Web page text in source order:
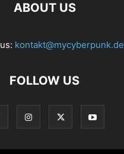
ABOUT US
kontakt@mycyberpunk.de
FOLLOW US